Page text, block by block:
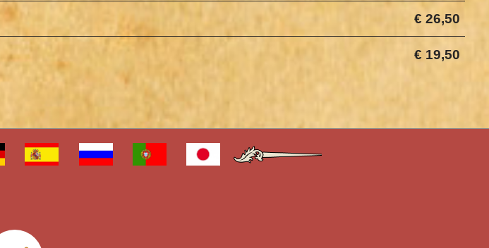
€ 26,50
€ 19,50